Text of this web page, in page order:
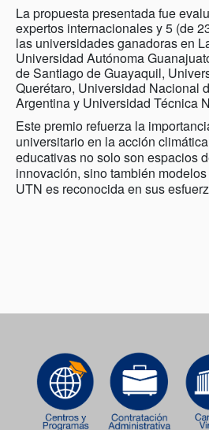
La propuesta presentada fue
expertos internacionales y 5 (de
las universidades ganadoras en
Universidad Autónoma
de Santiago de Guayaquil,
Querétaro, Universidad Nacional
Argentina y Universidad Técnica
Este premio refuerza la
universitario en la acción
educativas no solo son espacios
innovación, sino también
UTN es reconocida en sus